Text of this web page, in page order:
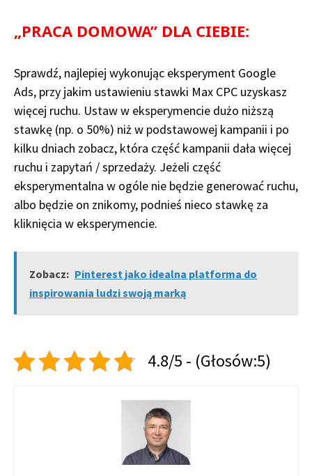
„PRACA DOMOWA” DLA CIEBIE:
Sprawdź, najlepiej wykonując eksperyment Google
Ads, przy jakim ustawieniu stawki Max CPC uzyskasz
więcej ruchu. Ustaw w eksperymencie dużo niższą
stawkę (np. o 50%) niż w podstawowej kampanii i po
kilku dniach zobacz, która część kampanii dała więcej
ruchu i zapytań / sprzedaży. Jeżeli część
eksperymentalna w ogóle nie będzie generować ruchu,
albo będzie on znikomy, podnieś nieco stawkę za
kliknięcia w eksperymencie.
Zobacz: Pinterest jako idealna platforma do
inspirowania ludzi swoją marką
4.8/5 - (Głosów:5)